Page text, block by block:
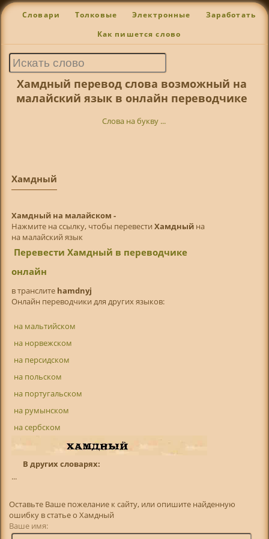
Словари Толковые Электронные Заработать
Как пишется слово
Хамдный перевод слова возможный на
малайский язык в онлайн переводчике
Слова на букву ...
Хамдный
Хамдный на малайском -
Нажмите на ссылку, чтобы перевести Хамдныйна
на малайский язык
Перевести Хамдный в переводчике
онлайн
в транслитe hamdnyj
Онлайн переводчики для других языков:
на мальтийском
на норвежском
на персидском
на польском
на португальском
на румынском
на сербском
В других словарях:
...
Оставьте Ваше пожелание к сайту, или опишите найденную
ошибку в статье о Хамдный
Ваше имя: